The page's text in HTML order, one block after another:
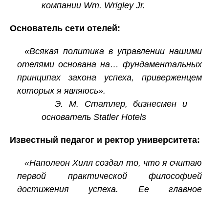
компании Wm. Wrigley Jr.
Основатель сети отелей:
«Всякая политика в управлении нашими
отелями основана на… фундаментальных
принципах закона успеха, приверженцем
которых я являюсь».
Э. М. Статлер, бизнесмен и
основатель Statler Hotels
Известный педагог и ректор университета:
«Наполеон Хилл создал то, что я считаю
первой практической философией
достижения успеха. Ее главное